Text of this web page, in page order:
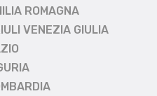
ROMAGNA
VENEZIA GIULIA